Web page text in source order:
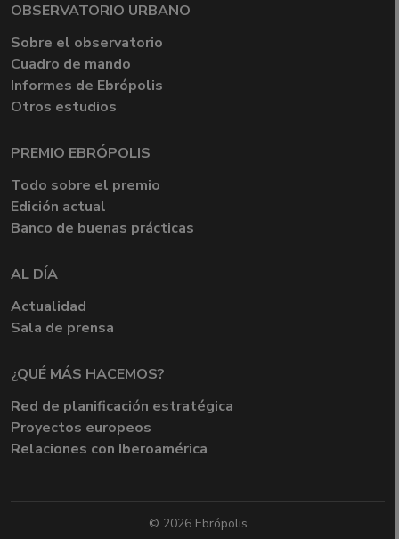
OBSERVATORIO URBANO
Sobre el observatorio
Cuadro de mando
Informes de Ebrópolis
Otros estudios
PREMIO EBRÓPOLIS
Todo sobre el premio
Edición actual
Banco de buenas prácticas
AL DÍA
Actualidad
Sala de prensa
¿QUÉ MÁS HACEMOS?
Red de planificación estratégica
Proyectos europeos
Relaciones con Iberoamérica
© 2026 Ebrópolis